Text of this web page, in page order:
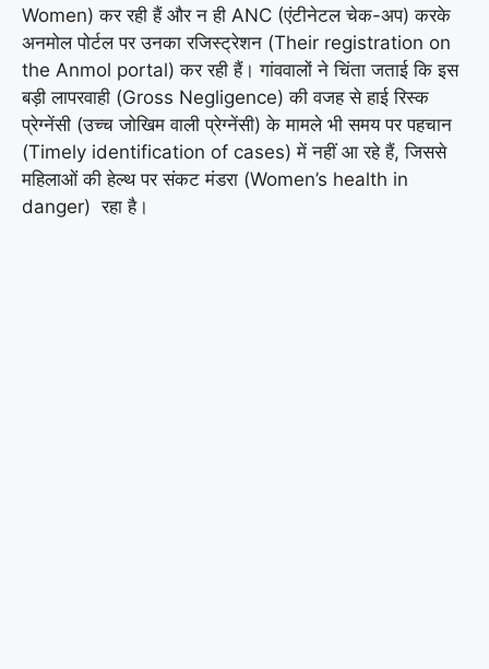
Women) कर रही हैं और न ही ANC (एंटीनेटल चेक-अप) करके
अनमोल पोर्टल पर उनका रजिस्ट्रेशन (Their registration on
the Anmol portal) कर रही हैं। गांववालों ने चिंता जताई कि इस
बड़ी लापरवाही (Gross Negligence) की वजह से हाई रिस्क
प्रेग्नेंसी (उच्च जोखिम वाली प्रेग्नेंसी) के मामले भी समय पर पहचान
(Timely identification of cases) में नहीं आ रहे हैं, जिससे
महिलाओं की हेल्थ पर संकट मंडरा (Women’s health in
danger) रहा है।